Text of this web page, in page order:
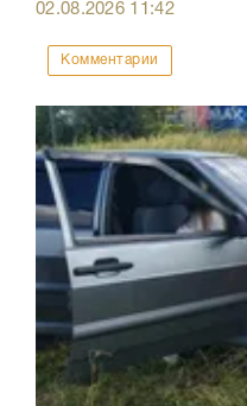
02.08.2026 11:42
Комментарии